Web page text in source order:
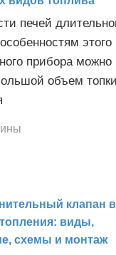
печей
этого
прибора можно
объем топки
клапан в
виды,
схемы и монтаж